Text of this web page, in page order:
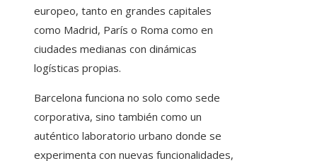
europeo, tanto en grandes capitales
como Madrid, París o Roma como en
ciudades medianas con dinámicas
logísticas propias.
Barcelona funciona no solo como sede
corporativa, sino también como un
auténtico laboratorio urbano donde se
experimenta con nuevas funcionalidades,